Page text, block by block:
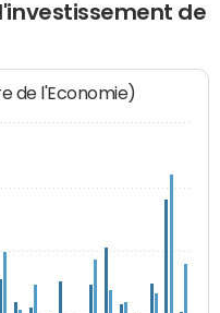
de
de l'Economie)